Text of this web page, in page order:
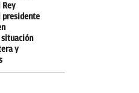
Rey
presidente
y